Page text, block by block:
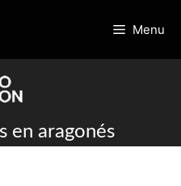
Menu
en aragonés